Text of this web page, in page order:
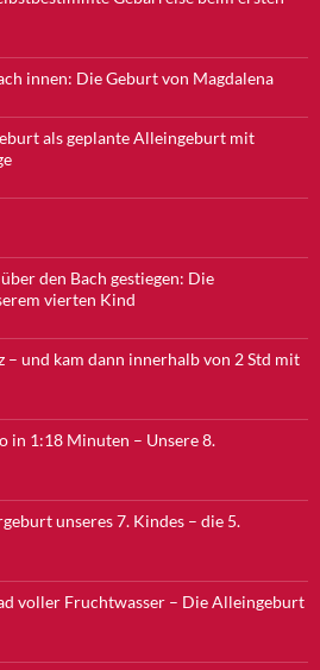
innen: Die Geburt von Magdalena
als geplante Alleingeburt mit
den Bach gestiegen: Die
vierten Kind
– und kam dann innerhalb von 2 Std mit
in 1:18 Minuten – Unsere 8.
unseres 7. Kindes – die 5.
voller Fruchtwasser – Die Alleingeburt